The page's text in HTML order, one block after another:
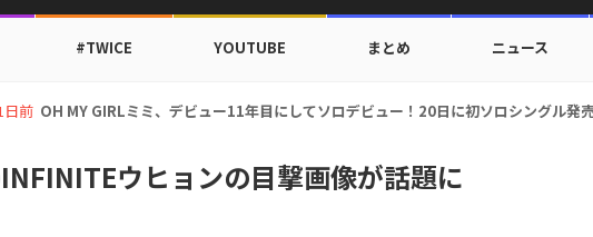
#TWICE YOUTUBE まとめ ニュース
日前 BTS V、ワールドカップ出入証を公開…証明写真でも完璧なビジュアル！
ウヒョンの目撃画像が話題に